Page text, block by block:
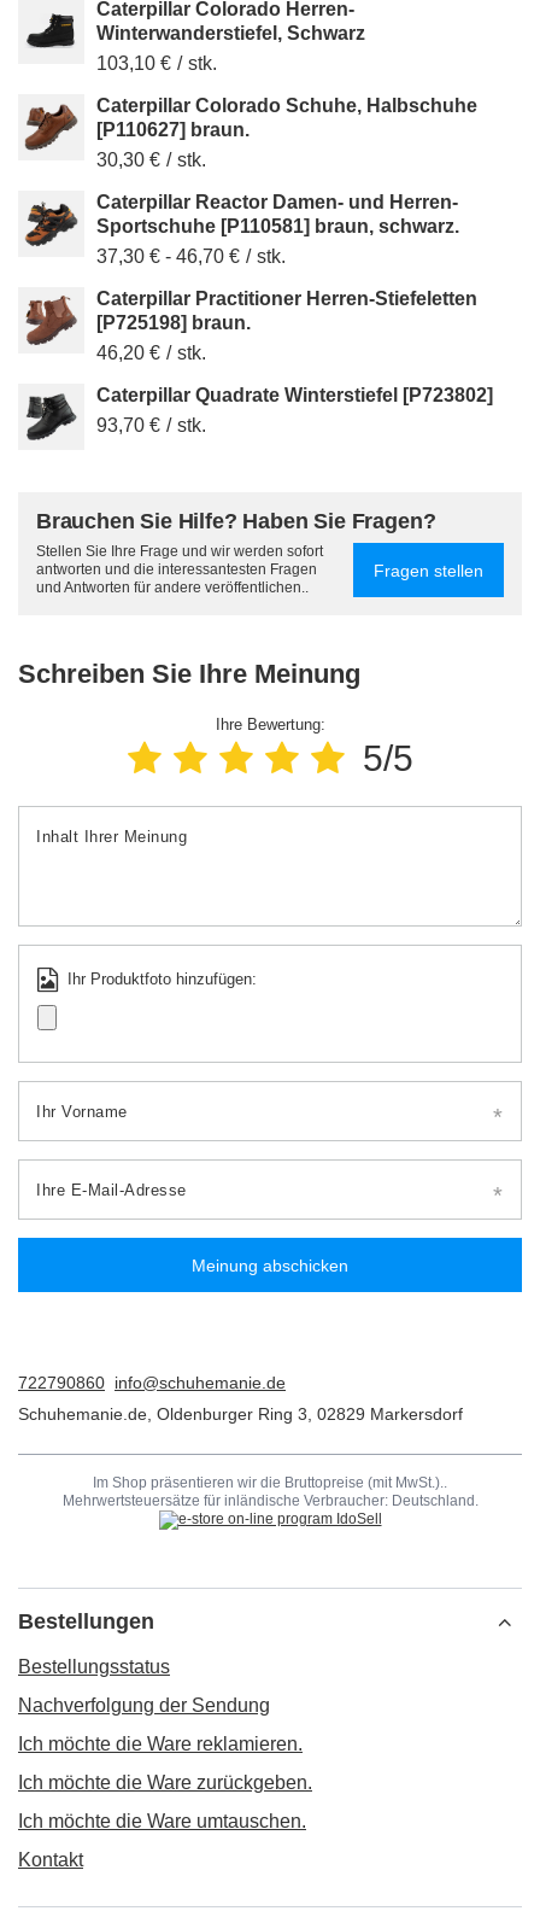
Caterpillar Colorado Herren-
Winterwanderstiefel, Schwarz
103,10 € / stk.
Caterpillar Colorado Schuhe, Halbschuhe
[P110627] braun.
30,30 € / stk.
Caterpillar Reactor Damen- und Herren-
Sportschuhe [P110581] braun, schwarz.
37,30 € - 46,70 € / stk.
Caterpillar Practitioner Herren-Stiefeletten
[P725198] braun.
46,20 € / stk.
Caterpillar Quadrate Winterstiefel [P723802]
93,70 € / stk.
Brauchen Sie Hilfe? Haben Sie Fragen?
Stellen Sie Ihre Frage und wir werden sofort
antworten und die interessantesten Fragen
und Antworten für andere veröffentlichen..
Fragen stellen
Schreiben Sie Ihre Meinung
Ihre Bewertung:
5/5
Inhalt Ihrer Meinung
Ihr Produktfoto hinzufügen:
Ihr Vorname
Ihre E-Mail-Adresse
Meinung abschicken
722790860 info@schuhemanie.de
Schuhemanie.de Oldenburger Ring 3 02829 Markersdorf
Im Shop präsentieren wir die Bruttopreise (mit MwSt.)..
Mehrwertsteuersätze für inländische Verbraucher: Deutschland .
Bestellungen
Bestellungsstatus
Nachverfolgung der Sendung
Ich möchte die Ware reklamieren.
Ich möchte die Ware zurückgeben.
Ich möchte die Ware umtauschen.
Kontakt